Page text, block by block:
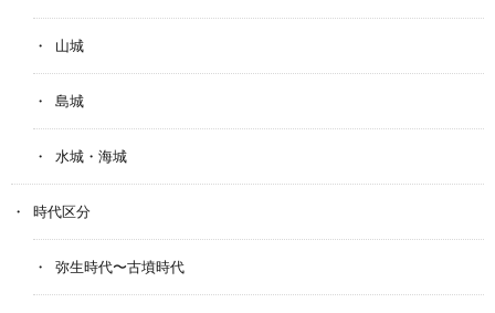
山城
島城
水城・海城
時代区分
弥生時代〜古墳時代